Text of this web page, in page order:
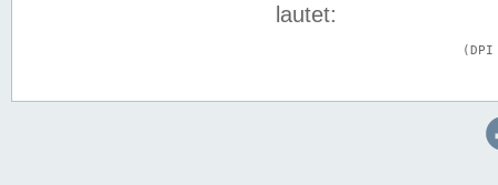
lautet: